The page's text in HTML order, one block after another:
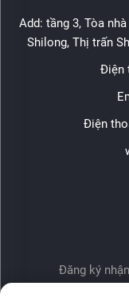
Add: tầng 3, Tòa
Shilong, Thị trấn
Điện
Điện
Đăng ký